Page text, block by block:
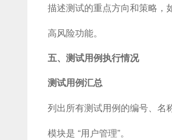
描述测试的重点方向和策略，
高风险功能。
五、测试用例执行情况
测试用例汇总
列出所有测试用例的编号、名
模块是 “用户管理”。